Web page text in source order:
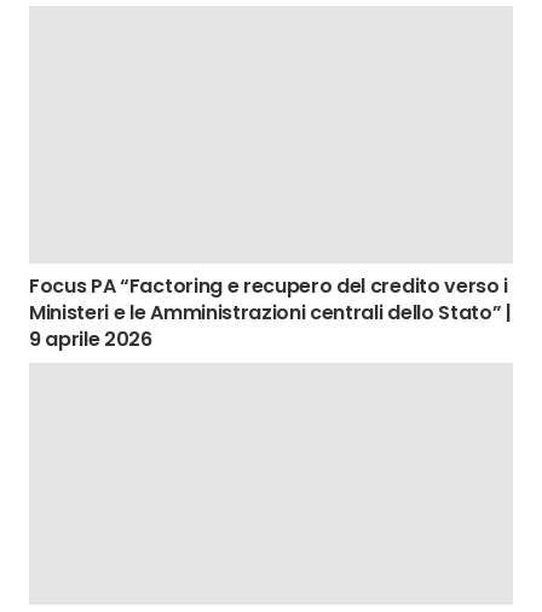
Focus PA “Factoring e recupero del credito verso i
Ministeri e le Amministrazioni centrali dello Stato” |
9 aprile 2026